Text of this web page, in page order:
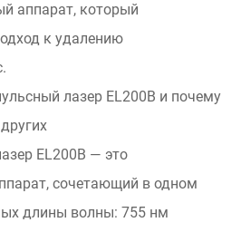
аппарат, который
к удалению
лазер EL200B и почему
EL200B — это
сочетающий в одном
длины волны: 755 нм